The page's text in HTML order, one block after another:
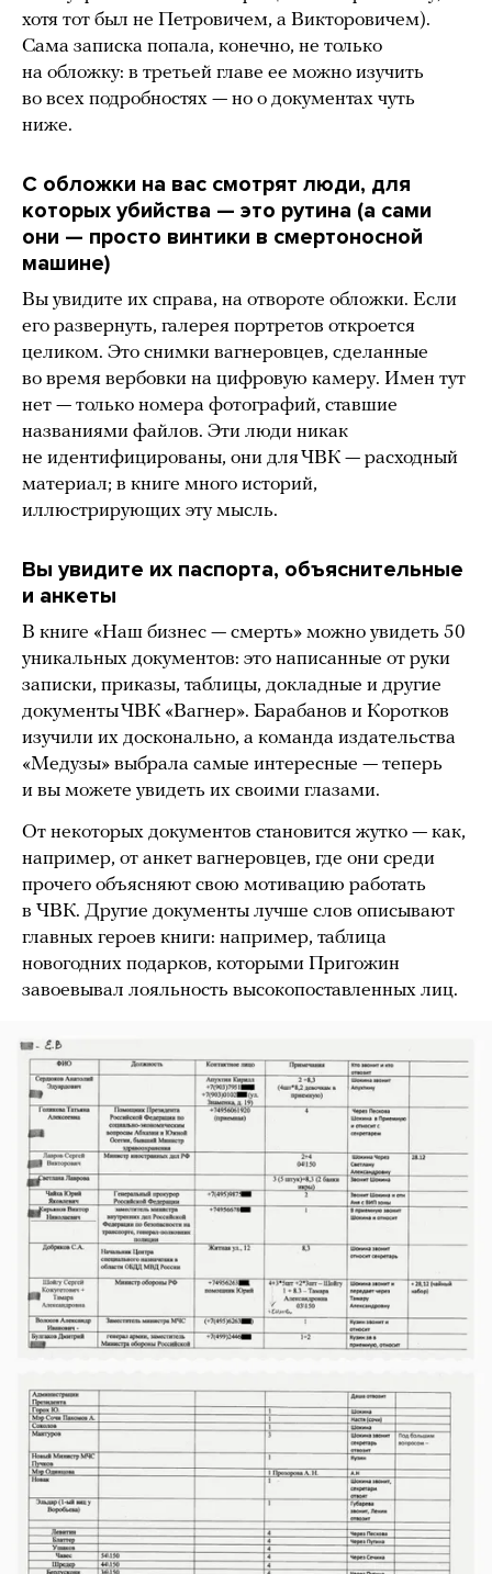
хотя тот был не Петровичем, а Викторовичем).
Сама записка попала, конечно, не только
на обложку: в третьей главе ее можно изучить
во всех подробностях — но о документах чуть
ниже.
С обложки на вас смотрят люди, для
которых убийства — это рутина (а сами
они — просто винтики в смертоносной
машине)
Вы увидите их справа, на отвороте обложки. Если
его развернуть, галерея портретов откроется
целиком. Это снимки вагнеровцев, сделанные
во время вербовки на цифровую камеру. Имен тут
нет — только номера фотографий, ставшие
названиями файлов. Эти люди никак
не идентифицированы, они для ЧВК — расходный
материал; в книге много историй,
иллюстрирующих эту мысль.
Вы увидите их паспорта, объяснительные
и анкеты
В книге «Наш бизнес — смерть» можно увидеть 50
уникальных документов: это написанные от руки
записки, приказы, таблицы, докладные и другие
документы ЧВК «Вагнер». Барабанов и Коротков
изучили их досконально, а команда издательства
«Медузы» выбрала самые интересные — теперь
и вы можете увидеть их своими глазами.
От некоторых документов становится жутко — как,
например, от анкет вагнеровцев, где они среди
прочего объясняют свою мотивацию работать
в ЧВК. Другие документы лучше слов описывают
главных героев книги: например, таблица
новогодних подарков, которыми Пригожин
завоевывал лояльность высокопоставленных лиц.